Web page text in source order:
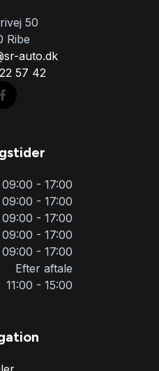
50
Ribe
auto.dk
57 42
09:00 - 17:00
09:00 - 17:00
09:00 - 17:00
09:00 - 17:00
09:00 - 17:00
Efter aftale
11:00 - 15:00